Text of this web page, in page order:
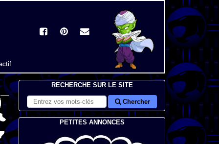
RECHERCHE SUR LE SITE
Chercher
PETITES ANNONCES